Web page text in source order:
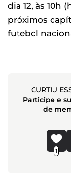
dia 12, às 10h
próximos
futebol
CURTIU
Participe e
de
1